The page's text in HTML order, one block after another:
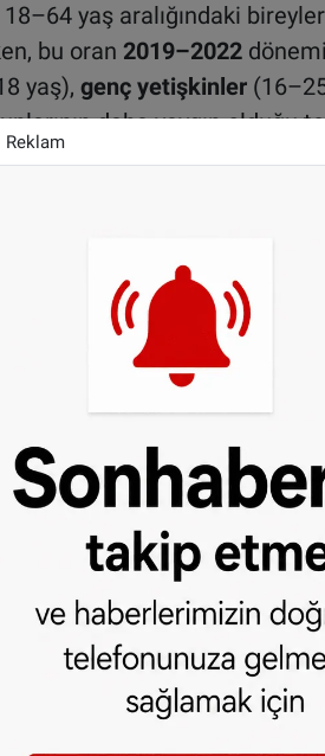
yaş aralığındaki
bu oran 2019–2022
yaş), genç yetişkinler
daha yaygın olduğu
hekimine başvuran
gençlerin
’u
zorunda kalıyor.
’i, aile hekimi
yönlendiriliyor. Bu,
olduğu ve daha yoğun bir
nedenleri
sağlığı, birçok faktörün bir
algısı, aile ve arkadaş
bu durumu etkiliyor.
arasında sosyal medyanın
ve haftada en az beş gün
Reklam